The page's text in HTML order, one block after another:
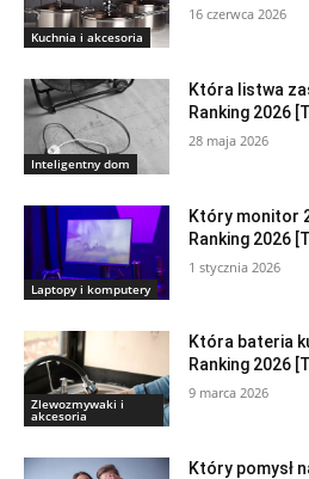
Kuchnia i akcesoria
16 czerwca 2026
Inteligentny dom
Która listwa
Ranking 2026
28 maja 2026
Laptopy i komputery
Który monitor
Ranking 2026
1 stycznia 2026
Zlewozmywaki i
akcesoria
Która bateria
Ranking 2026
9 marca 2026
Który pomysł